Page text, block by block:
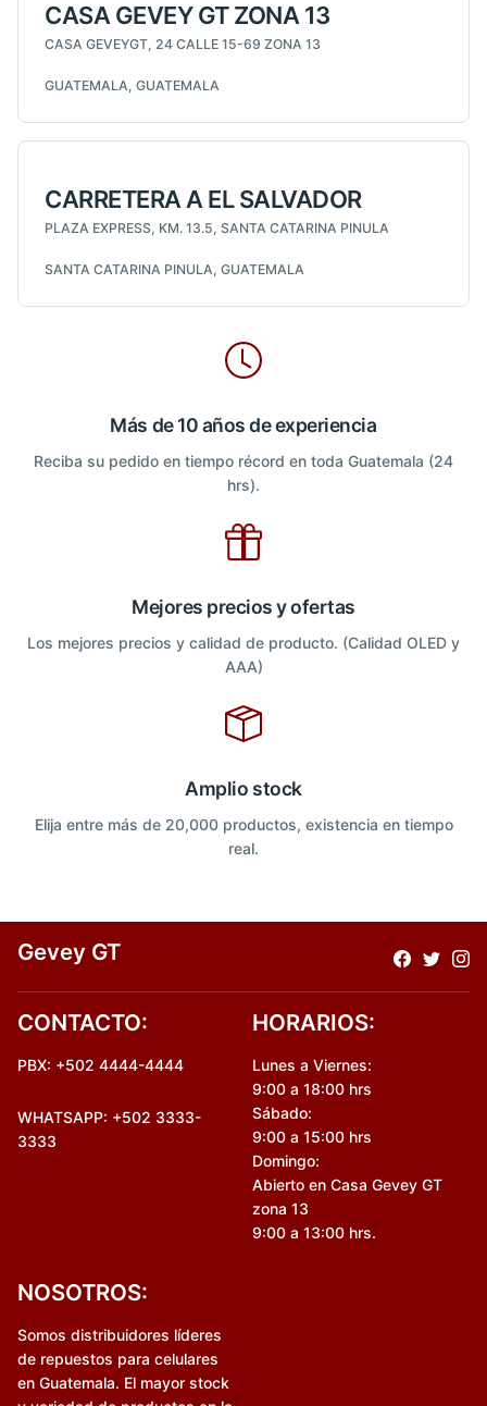
CASA GEVEY GT ZONA 13
CASA GEVEYGT, 24 CALLE 15-69 ZONA 13
GUATEMALA, GUATEMALA
CARRETERA A EL SALVADOR
PLAZA EXPRESS, KM. 13.5, SANTA CATARINA PINULA
SANTA CATARINA PINULA, GUATEMALA
Más de 10 años de experiencia
Reciba su pedido en tiempo récord en toda Guatemala (24
hrs).
Mejores precios y ofertas
Los mejores precios y calidad de producto. (Calidad OLED y
AAA)
Amplio stock
Elija entre más de 20,000 productos, existencia en tiempo
real.
Gevey GT
CONTACTO:
PBX: +502 4444-4444
WHATSAPP: +502 3333-
3333
HORARIOS:
Lunes a Viernes:
9:00 a 18:00 hrs
Sábado:
9:00 a 15:00 hrs
Domingo:
Abierto en Casa Gevey GT
zona 13
9:00 a 13:00 hrs.
NOSOTROS:
Somos distribuidores líderes
de repuestos para celulares
en Guatemala. El mayor stock